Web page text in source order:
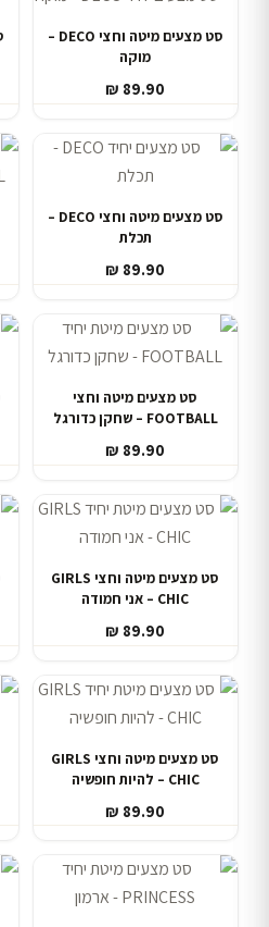
סט מצעים מיטה וחצי DECO –
מוקה
₪ 89.90
סט מצעים מיטה וחצי DECO –
תכלת
₪ 89.90
סט מצעים מיטה וחצי
FOOTBALL – שחקן כדורגל
₪ 89.90
סט מצעים מיטה וחצי GIRLS
CHIC – אני חמודה
₪ 89.90
סט מצעים מיטה וחצי GIRLS
CHIC – להיות חופשיה
₪ 89.90